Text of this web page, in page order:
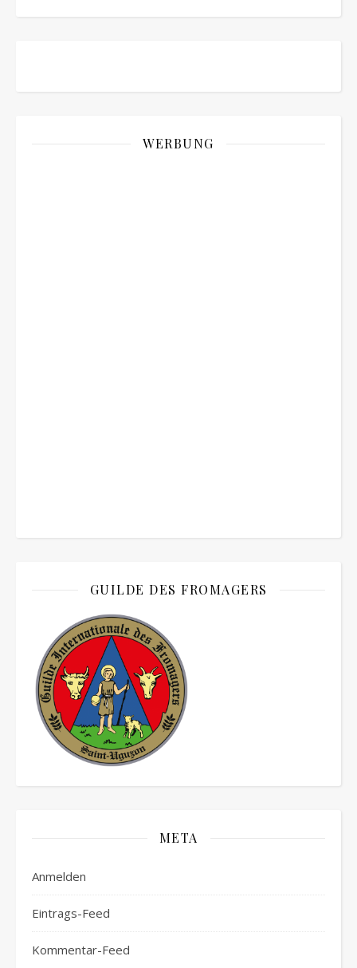
WERBUNG
GUILDE DES FROMAGERS
META
Anmelden
Eintrags-Feed
Kommentar-Feed